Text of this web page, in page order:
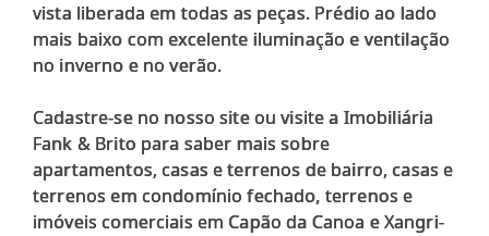
vista liberada em todas as peças. Prédio ao lado
mais baixo com excelente iluminação e ventilação
no inverno e no verão.
Cadastre-se no nosso site ou visite a Imobiliária
Fank & Brito para saber mais sobre
apartamentos, casas e terrenos de bairro, casas e
terrenos em condomínio fechado, terrenos e
imóveis comerciais em Capão da Canoa e Xangri-